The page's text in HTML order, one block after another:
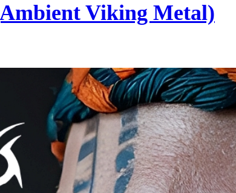
Viking Metal)